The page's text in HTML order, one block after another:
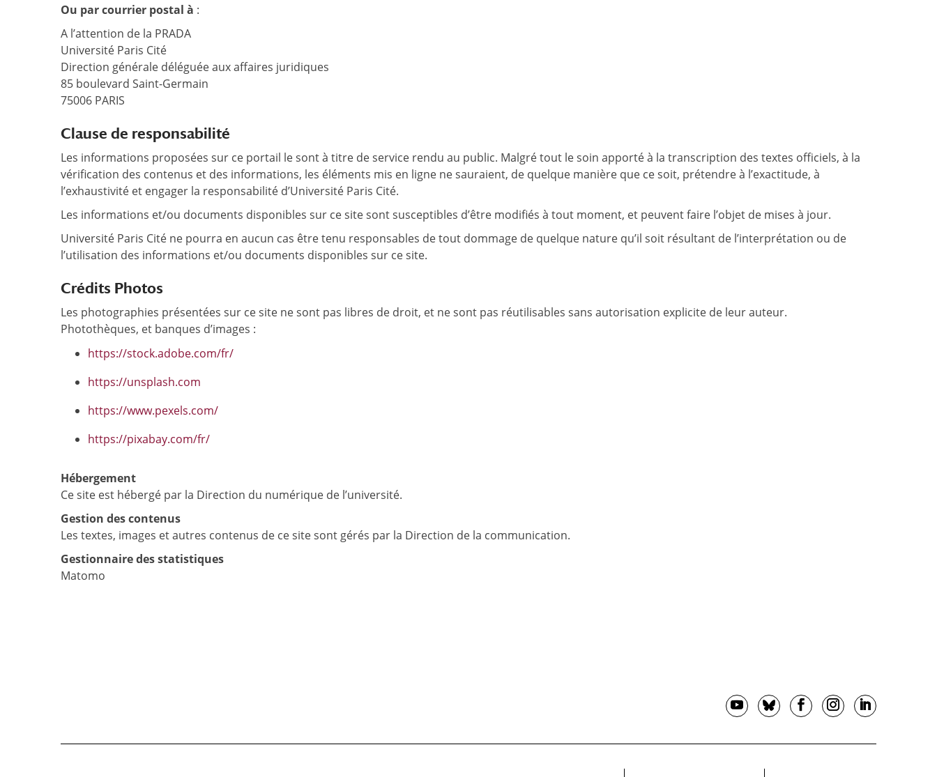
Ou par courrier postal à :
A l’attention de la PRADA
Université Paris Cité
Direction générale déléguée aux affaires juridiques
85 boulevard Saint-Germain
75006 PARIS
Clause de responsabilité
Les informations proposées sur ce portail le sont à titre de service rendu au public. Malgré tout le soin apporté à la transcription des textes officiels, à la
vérification des contenus et des informations, les éléments mis en ligne ne sauraient, de quelque manière que ce soit, prétendre à l’exactitude, à
l’exhaustivité et engager la responsabilité d’Université Paris Cité.
Les informations et/ou documents disponibles sur ce site sont susceptibles d’être modifiés à tout moment, et peuvent faire l’objet de mises à jour.
Université Paris Cité ne pourra en aucun cas être tenu responsables de tout dommage de quelque nature qu’il soit résultant de l’interprétation ou de
l’utilisation des informations et/ou documents disponibles sur ce site.
Crédits Photos
Les photographies présentées sur ce site ne sont pas libres de droit, et ne sont pas réutilisables sans autorisation explicite de leur auteur.
Photothèques, et banques d’images :
https://stock.adobe.com/fr/
https://unsplash.com
https://www.pexels.com/
https://pixabay.com/fr/
Hébergement
Ce site est hébergé par la Direction du numérique de l’université.
Gestion des contenus
Les textes, images et autres contenus de ce site sont gérés par la Direction de la communication.
Gestionnaire des statistiques
Matomo